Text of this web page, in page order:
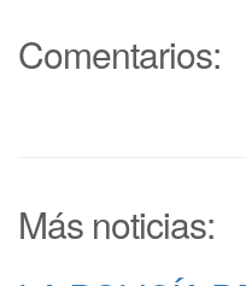
Comentarios:
Más noticias: